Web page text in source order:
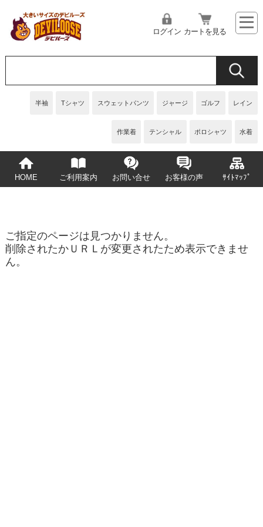
半袖 Tシャツ スウェットパンツ ジャージ ゴルフ レイン
作業着 テンシャル ポロシャツ 水着
ログイン カートを見る
HOME ご利用案内 お問い合せ お客様の声 ｻｲﾄﾏｯﾌﾟ
ご指定のページは見つかりません。
削除されたかＵＲＬが変更されたため表示できませ
ん。